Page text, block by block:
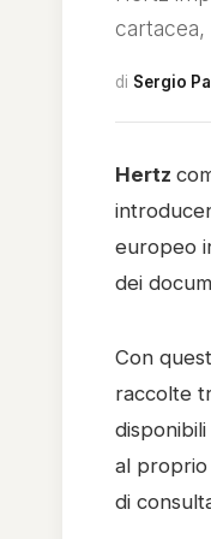
cartacea,
di Sergio
Hertz
europeo
dei
Con
raccolte
al proprio
di